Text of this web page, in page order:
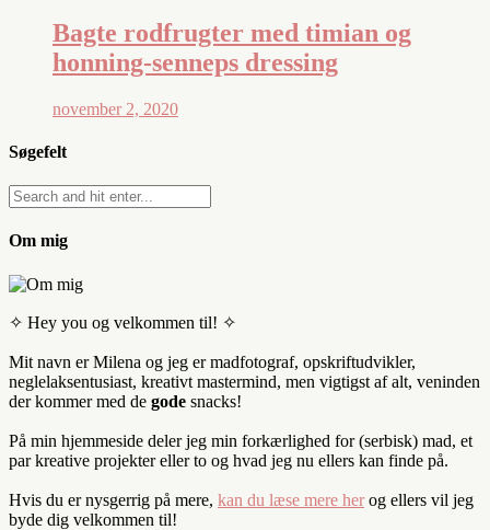
Bagte rodfrugter med timian og
honning-senneps dressing
november 2, 2020
Søgefelt
Om mig
✧ Hey you og velkommen til! ✧
Mit navn er Milena og jeg er madfotograf, opskriftudvikler,
neglelaksentusiast, kreativt mastermind, men vigtigst af alt, veninden
der kommer med de gode snacks!
På min hjemmeside deler jeg min forkærlighed for (serbisk) mad, et
par kreative projekter eller to og hvad jeg nu ellers kan finde på.
Hvis du er nysgerrig på mere, kan du læse mere her og ellers vil jeg
byde dig velkommen til!